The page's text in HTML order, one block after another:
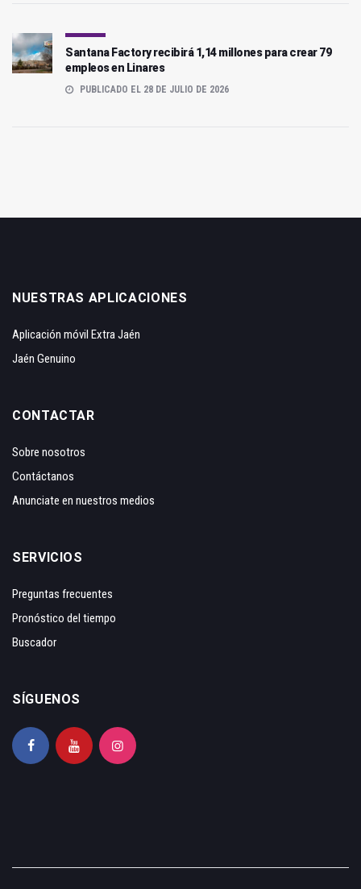
Santana Factory recibirá 1,14 millones para crear 79
empleos en Linares
PUBLICADO EL 28 DE JULIO DE 2026
NUESTRAS APLICACIONES
Aplicación móvil Extra Jaén
Jaén Genuino
CONTACTAR
Sobre nosotros
Contáctanos
Anunciate en nuestros medios
SERVICIOS
Preguntas frecuentes
Pronóstico del tiempo
Buscador
SÍGUENOS